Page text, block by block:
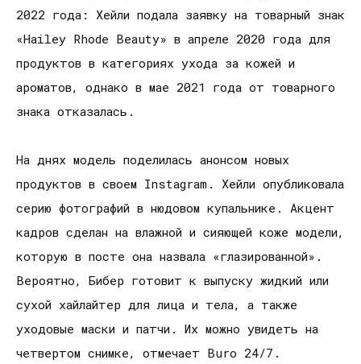
2022 года: Хейли подала заявку на товарный знак
«Hailey Rhode Beauty» в апреле 2020 года для
продуктов в категориях ухода за кожей и
ароматов, однако в мае 2021 года от товарного
знака отказалась.
На днях модель поделилась анонсом новых
продуктов в своем Instagram. Хейли опубликовала
серию фотографий в нюдовом купальнике. Акцент
кадров сделан на влажной и сияющей коже модели,
которую в посте она назвала «глазированной».
Вероятно, Бибер готовит к выпуску жидкий или
сухой хайлайтер для лица и тела, а также
уходовые маски и патчи. Их можно увидеть на
четвертом снимке, отмечает Buro 24/7.